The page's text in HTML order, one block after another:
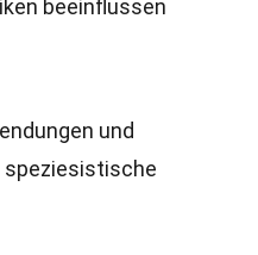
beeinflussen
und
speziesistische